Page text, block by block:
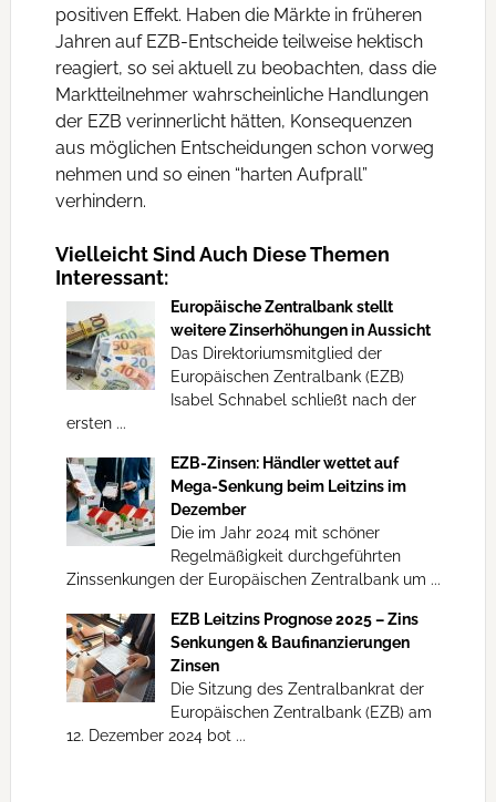
positiven Effekt. Haben die Märkte in früheren
Jahren auf EZB-Entscheide teilweise hektisch
reagiert, so sei aktuell zu beobachten, dass die
Marktteilnehmer wahrscheinliche Handlungen
der EZB verinnerlicht hätten, Konsequenzen
aus möglichen Entscheidungen schon vorweg
nehmen und so einen “harten Aufprall”
verhindern.
Vielleicht Sind Auch Diese Themen
Interessant:
Europäische Zentralbank stellt
weitere Zinserhöhungen in Aussicht
Das Direktoriumsmitglied der
Europäischen Zentralbank (EZB)
Isabel Schnabel schließt nach der
ersten ...
EZB-Zinsen: Händler wettet auf
Mega-Senkung beim Leitzins im
Dezember
Die im Jahr 2024 mit schöner
Regelmäßigkeit durchgeführten
Zinssenkungen der Europäischen Zentralbank um ...
EZB Leitzins Prognose 2025 – Zins
Senkungen & Baufinanzierungen
Zinsen
Die Sitzung des Zentralbankrat der
Europäischen Zentralbank (EZB) am
12. Dezember 2024 bot ...